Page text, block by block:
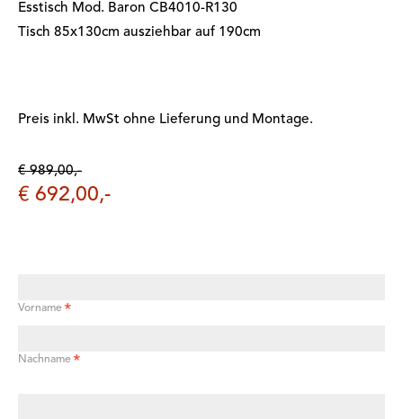
Esstisch Mod. Baron CB4010-R130
Tisch 85x130cm ausziehbar auf 190cm
Preis inkl. MwSt ohne Lieferung und Montage.
€ 989,00,-
€ 692,00,-
Vorname*
Nachname*